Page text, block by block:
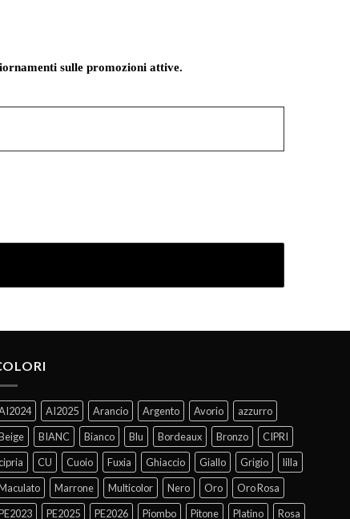
sulle promozioni attive.
AI2025 Arancio Argento Avorio
azzurro
BIANC Bianco Blu Bordeaux Bronzo
CIPRI
CU Cuoio Fuxia Ghiaccio Giallo Grigio
lilla
Marrone Multicolor Nero Oro
Oro Rosa
PE2025 PE2026 Piombo Pitone Platino Rosa